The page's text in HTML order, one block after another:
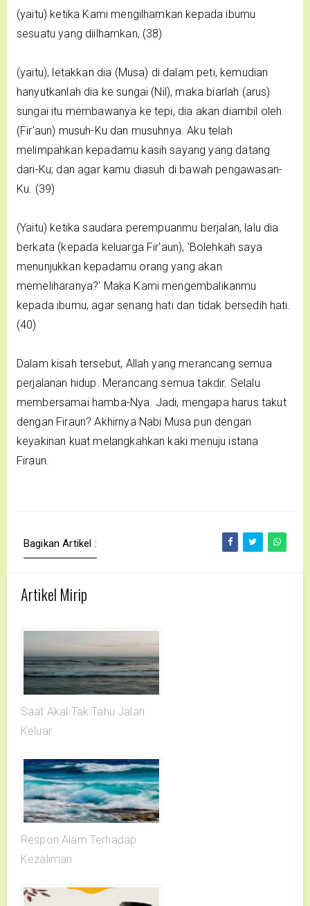
(yaitu) ketika Kami mengilhamkan kepada ibumu
sesuatu yang diilhamkan, (38)
(yaitu), letakkan dia (Musa) di dalam peti, kemudian
hanyutkanlah dia ke sungai (Nil), maka biarlah (arus)
sungai itu membawanya ke tepi, dia akan diambil oleh
(Fir'aun) musuh-Ku dan musuhnya. Aku telah
melimpahkan kepadamu kasih sayang yang datang
dari-Ku; dan agar kamu diasuh di bawah pengawasan-
Ku. (39)
(Yaitu) ketika saudara perempuanmu berjalan, lalu dia
berkata (kepada keluarga Fir'aun), 'Bolehkah saya
menunjukkan kepadamu orang yang akan
memeliharanya?' Maka Kami mengembalikanmu
kepada ibumu, agar senang hati dan tidak bersedih hati.
(40)
Dalam kisah tersebut, Allah yang merancang semua
perjalanan hidup. Merancang semua takdir. Selalu
membersamai hamba-Nya. Jadi, mengapa harus takut
dengan Firaun? Akhirnya Nabi Musa pun dengan
keyakinan kuat melangkahkan kaki menuju istana
Firaun.
Bagikan Artikel :
Artikel Mirip
Saat Akal Tak Tahu Jalan
Keluar
Respon Alam Terhadap
Kezaliman